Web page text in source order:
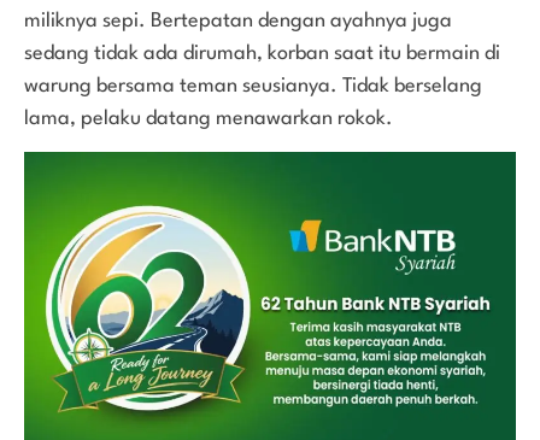
miliknya sepi. Bertepatan dengan ayahnya juga
sedang tidak ada dirumah, korban saat itu bermain di
warung bersama teman seusianya. Tidak berselang
lama, pelaku datang menawarkan rokok.